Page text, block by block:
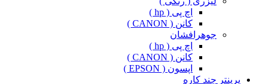
اچ پی ( hp )
کانن ( CANON )
جوهرافشان
اچ پی ( hp )
کانن ( CANON )
اپسون ( EPSON )
پرینتر چند کاره